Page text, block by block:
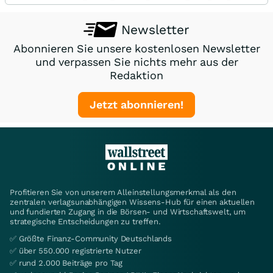
Newsletter
Abonnieren Sie unsere kostenlosen Newsletter
und verpassen Sie nichts mehr aus der
Redaktion
Jetzt abonnieren!
Profitieren Sie von unserem Alleinstellungsmerkmal als den
zentralen verlagsunabhängigen Wissens-Hub für einen aktuellen
und fundierten Zugang in die Börsen- und Wirtschaftswelt, um
strategische Entscheidungen zu treffen.
✅ Größte Finanz-Community Deutschlands
✅ über 550.000 registrierte Nutzer
✅ rund 2.000 Beiträge pro Tag